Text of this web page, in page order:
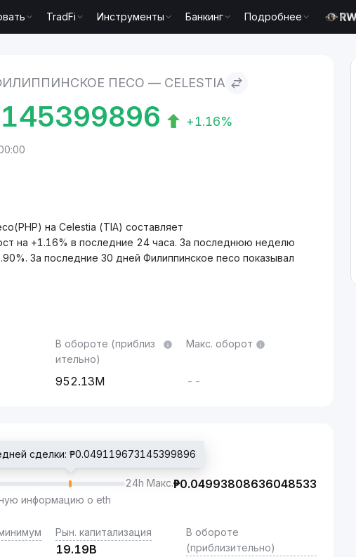
TradFi Инструменты Банкинг Подробнее
ПЕСО — CELESTIA
+1.16%
на Celestia (TIA) составляет
на +1.16% в последние 24 часа. За последнюю неделю
За последние 30 дней Филиппинское песо показывал
В обороте (приблиз
ительно)
952.13M
Макс. оборот
--
сделки: ₱0.049119673145399896
24h Макс.₱0.04993808636048533
информацию о eth
Рын. капитализация
19.19B
В обороте
(приблизительно)